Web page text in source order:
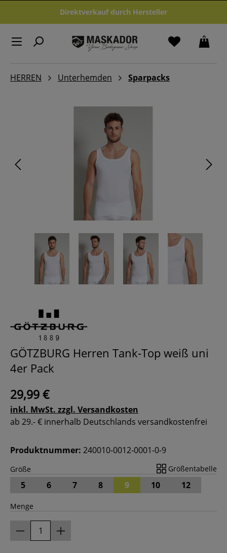
Zum Hauptinhalt springenDirektverkauf durch Hersteller
HERREN Unterhemden Sparpacks
GÖTZBURG Herren Tank-Top weiß uni
4er Pack
29,99 €
inkl. MwSt. zzgl. Versandkosten
ab 29.- € innerhalb Deutschlands versandkostenfrei
Produktnummer: 240010-0012-0001-0-9
Größe Größentabelle
5 6 7 8 9 10 12
Menge